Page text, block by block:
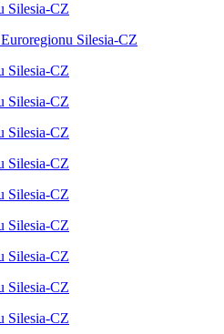
Silesia-CZ
Silesia-CZ
Silesia-CZ
Silesia-CZ
Silesia-CZ
Silesia-CZ
Silesia-CZ
Silesia-CZ
Silesia-CZ
Silesia-CZ
Silesia-CZ